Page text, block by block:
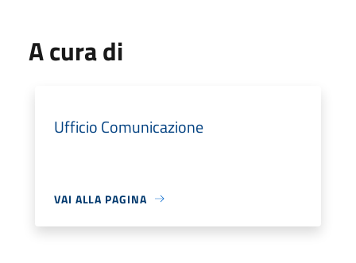
A cura di
Ufficio Comunicazione
VAI ALLA PAGINA